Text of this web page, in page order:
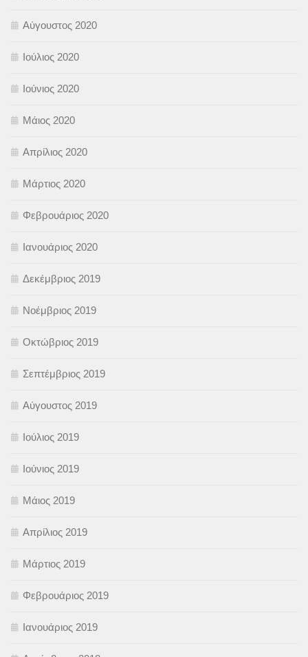
Αύγουστος 2020
Ιούλιος 2020
Ιούνιος 2020
Μάιος 2020
Απρίλιος 2020
Μάρτιος 2020
Φεβρουάριος 2020
Ιανουάριος 2020
Δεκέμβριος 2019
Νοέμβριος 2019
Οκτώβριος 2019
Σεπτέμβριος 2019
Αύγουστος 2019
Ιούλιος 2019
Ιούνιος 2019
Μάιος 2019
Απρίλιος 2019
Μάρτιος 2019
Φεβρουάριος 2019
Ιανουάριος 2019